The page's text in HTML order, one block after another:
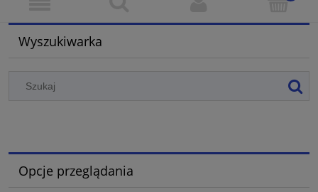
Wyszukiwarka
Opcje przeglądania